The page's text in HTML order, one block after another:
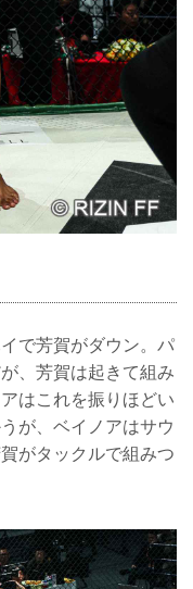
で芳賀がダウン。パ
、芳賀は起きて組み
はこれを振りほどい
が、ベイノアはサウ
がタックルで組みつ